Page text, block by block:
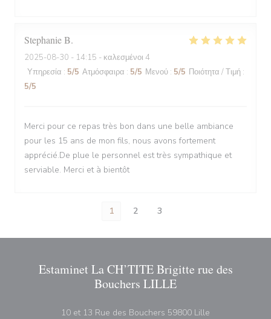
StephanieB
2025-08-30 - 14:15 - καλεσμένοι 4
Υπηρεσία : 5/5 Ατμόσφαιρα : 5/5 Μενού : 5/5 Ποιότητα / Τιμή :
5/5
Merci pour ce repas très bon dans une belle ambiance
pour les 15 ans de mon fils, nous avons fortement
apprécié.De plue le personnel est très sympathique et
serviable. Merci et à bientôt
1 2 3
Estaminet La CH’TITE Brigitte rue des
Bouchers LILLE
10 et 13 Rue des Bouchers 59800 Lille